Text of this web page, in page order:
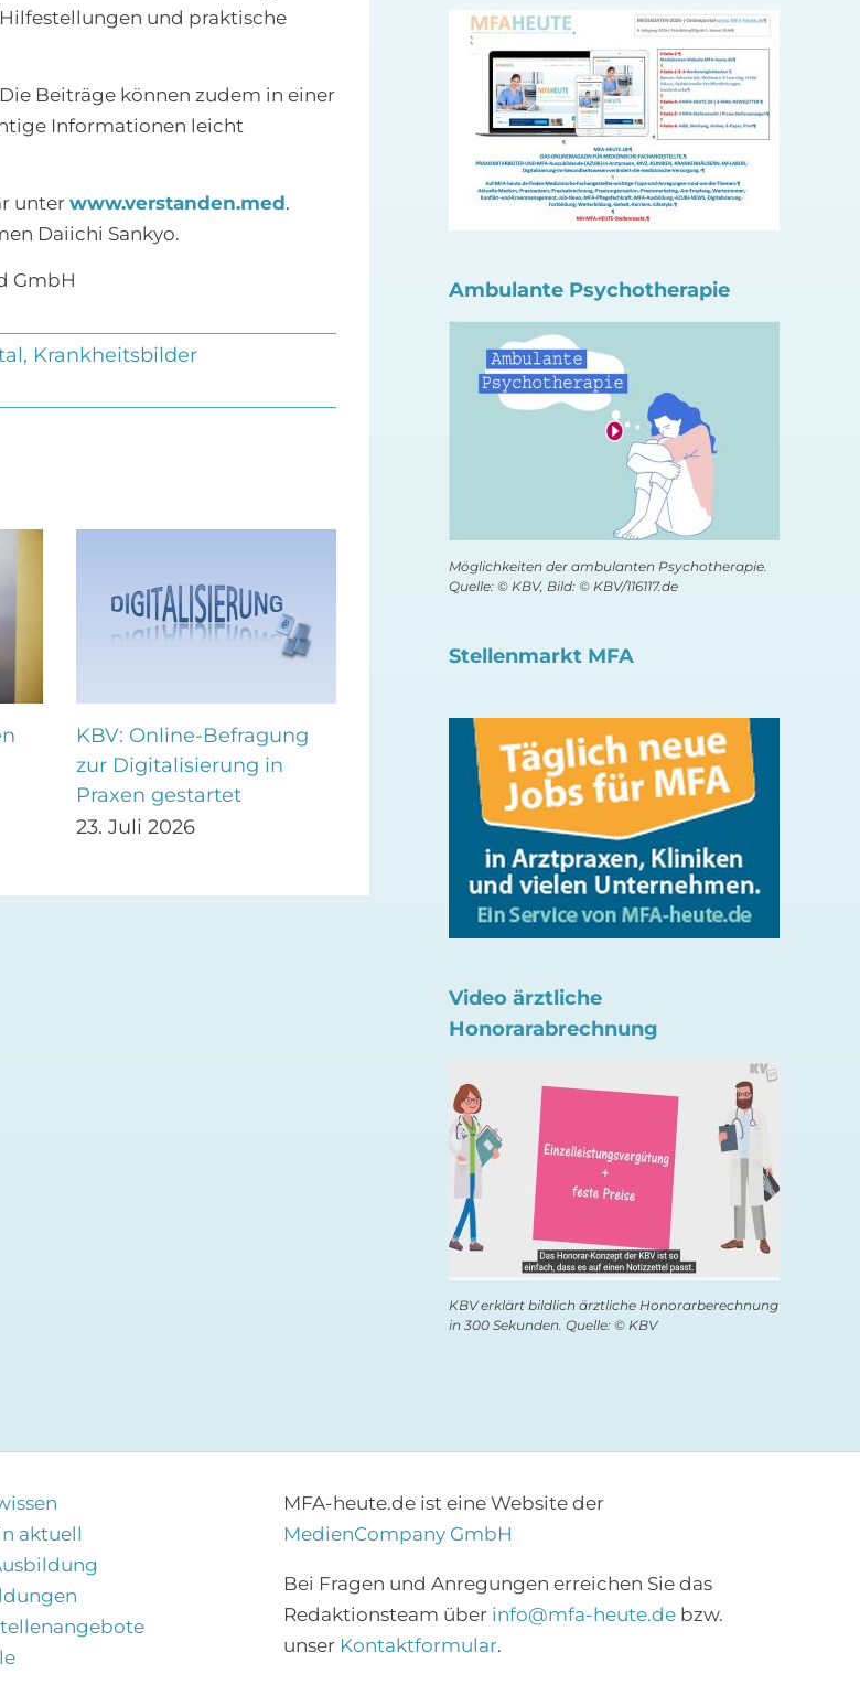
und praktische
Beiträge können zudem in einer
Informationen leicht
unter www.verstanden.med.
Daiichi Sankyo.
GmbH
, Krankheitsbilder
KBV: Online-Befragung
zur Digitalisierung in
Praxen gestartet
23. Juli 2026
Welche Bedeutung
haben Likes für Gen Z
4. August 2026
Bauernhof-Effekt
Schutz vor Allergien
2. August 2026
Ambulante Psychotherapie
Möglichkeiten der ambulanten Psychotherapie.
Quelle: © KBV, Bild: © KBV/116117.de
Stellenmarkt MFA
Video ärztliche
Honorarabrechnung
KBV erklärt bildlich ärztliche Honorarberechnung
in 300 Sekunden. Quelle: © KBV
aktuell
MFA-heute.de ist eine Website der
MedienCompany GmbH
Bei Fragen und Anregungen erreichen Sie das
Redaktionsteam über info@mfa-heute.debzw.
unser Kontaktformular.
Abonnieren Sie den